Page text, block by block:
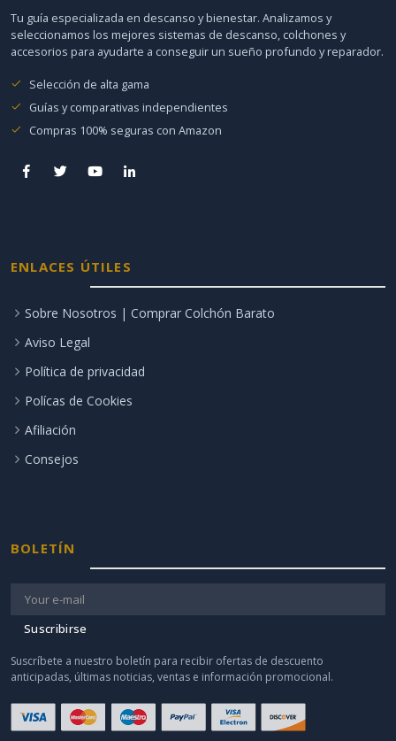
Tu guía especializada en descanso y bienestar. Analizamos y
seleccionamos los mejores sistemas de descanso, colchones y
accesorios para ayudarte a conseguir un sueño profundo y reparador.
Selección de alta gama
Guías y comparativas independientes
Compras 100% seguras con Amazon
ENLACES ÚTILES
Sobre Nosotros | Comprar Colchón Barato
Aviso Legal
Política de privacidad
Polícas de Cookies
Afiliación
Consejos
BOLETÍN
Suscribirse
Suscríbete a nuestro boletín para recibir ofertas de descuento
anticipadas, últimas noticias, ventas e información promocional.